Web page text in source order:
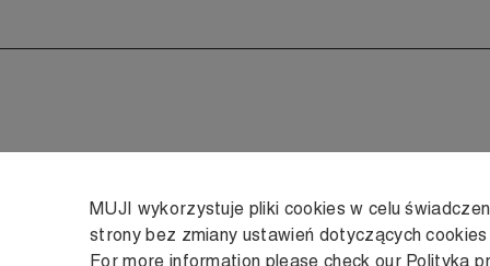
MUJI wykorzystuje pliki cookies w celu
strony bez zmiany ustawień dotyczących
For more information please check our Polityka